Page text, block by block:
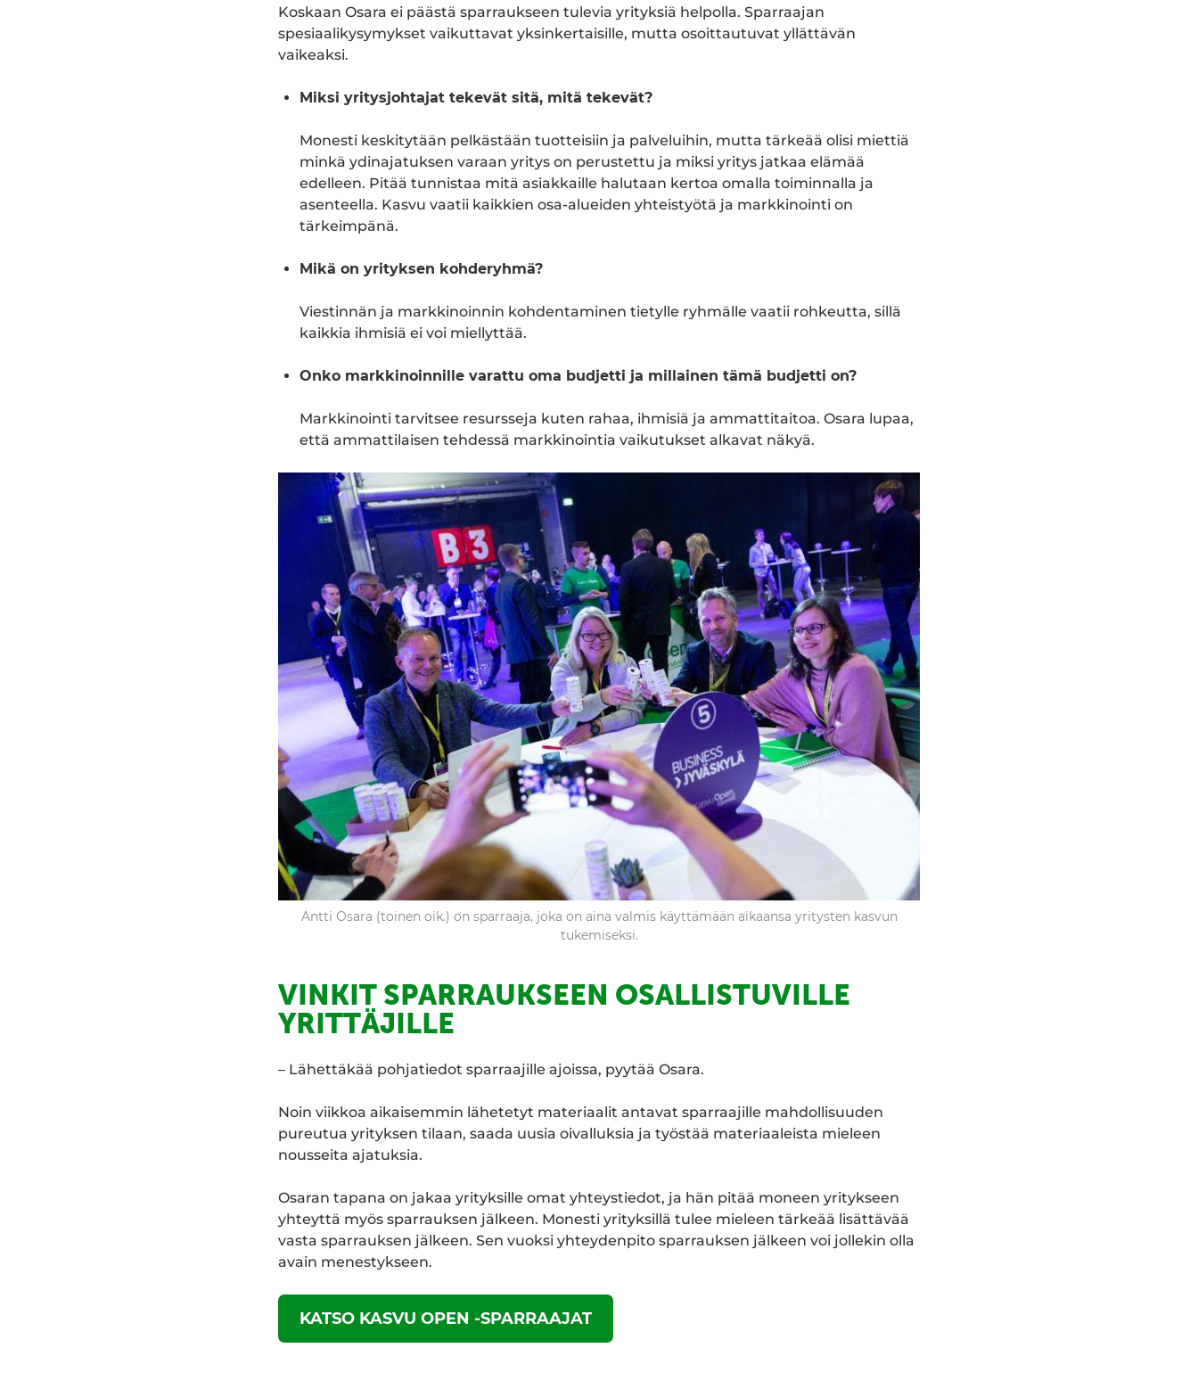
Koskaan Osara ei päästä sparraukseen tulevia yrityksiä helpolla. Sparraajan
spesiaalikysymykset vaikuttavat yksinkertaisille, mutta osoittautuvat yllättävän
vaikeaksi.
Miksi yritysjohtajat tekevät sitä, mitä tekevät?
Monesti keskitytään pelkästään tuotteisiin ja palveluihin, mutta tärkeää olisi miettiä
minkä ydinajatuksen varaan yritys on perustettu ja miksi yritys jatkaa elämää
edelleen. Pitää tunnistaa mitä asiakkaille halutaan kertoa omalla toiminnalla ja
asenteella. Kasvu vaatii kaikkien osa-alueiden yhteistyötä ja markkinointi on
tärkeimpänä.
Mikä on yrityksen kohderyhmä?
Viestinnän ja markkinoinnin kohdentaminen tietylle ryhmälle vaatii rohkeutta, sillä
kaikkia ihmisiä ei voi miellyttää.
Onko markkinoinnille varattu oma budjetti ja millainen tämä budjetti on?
Markkinointi tarvitsee resursseja kuten rahaa, ihmisiä ja ammattitaitoa. Osara lupaa,
että ammattilaisen tehdessä markkinointia vaikutukset alkavat näkyä.
Antti Osara (toinen oik.) on sparraaja, joka on aina valmis käyttämään aikaansa yritysten kasvun
tukemiseksi.
VINKIT SPARRAUKSEEN OSALLISTUVILLE
YRITTÄJILLE
– Lähettäkää pohjatiedot sparraajille ajoissa, pyytää Osara.
Noin viikkoa aikaisemmin lähetetyt materiaalit antavat sparraajille mahdollisuuden
pureutua yrityksen tilaan, saada uusia oivalluksia ja työstää materiaaleista mieleen
nousseita ajatuksia.
Osaran tapana on jakaa yrityksille omat yhteystiedot, ja hän pitää moneen yritykseen
yhteyttä myös sparrauksen jälkeen. Monesti yrityksillä tulee mieleen tärkeää lisättävää
vasta sparrauksen jälkeen. Sen vuoksi yhteydenpito sparrauksen jälkeen voi jollekin olla
avain menestykseen.
KATSO KASVU OPEN -SPARRAAJAT